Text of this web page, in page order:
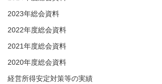
2023年総会資料
2022年度総会資料
2021年度総会資料
2020年度総会資料
経営所得安定対策等の実績